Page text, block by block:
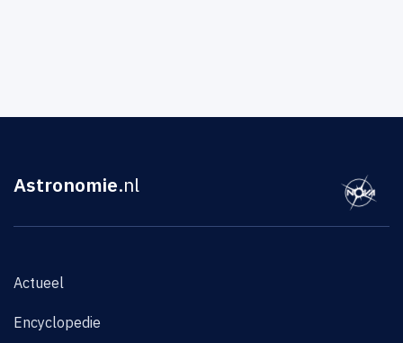
Astronomie.nl
Actueel
Encyclopedie